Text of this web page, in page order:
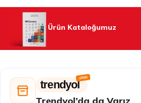
Ürün Kataloğumuz
trendyol